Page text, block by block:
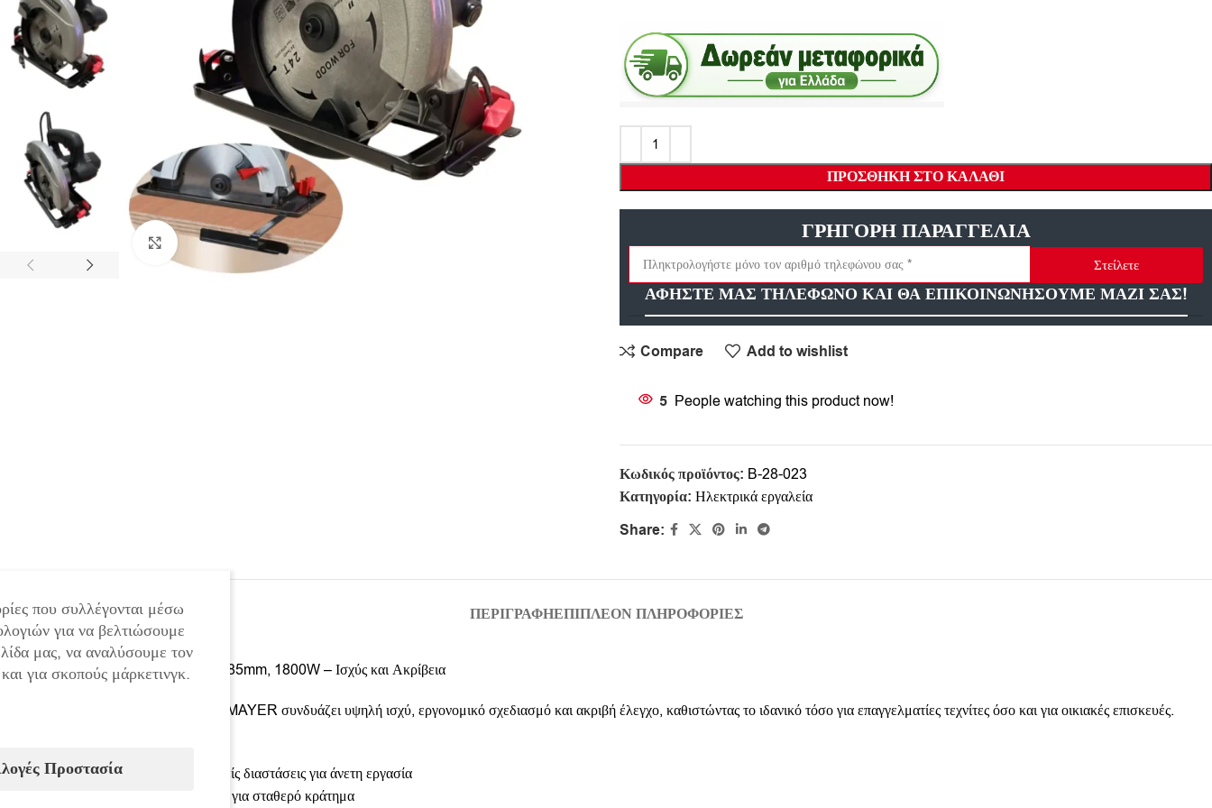
Click to enlarge
ΠΡΟΣΘΉΚΗ ΣΤΟ ΚΑΛΆΘΙ
ΓΡΗΓΟΡΗ ΠΑΡΑΓΓΕΛΙΑ
Στείλετε
ΑΦΗΣΤΕ ΜΑΣ ΤΗΛΕΦΩΝΟ ΚΑΙ ΘΑ ΕΠΙΚΟΙΝΩΝΗΣΟΥΜΕ ΜΑΖΙ ΣΑΣ!
Compare Add to wishlist
5 People watching this product now!
Κωδικός προϊόντος: B-28-023
Κατηγορία: Ηλεκτρικά εργαλεία
Share:
ΠΕΡΙΓΡΑΦΉΕΠΙΠΛΈΟΝ ΠΛΗΡΟΦΟΡΊΕΣ
Δισκοπρίονο χειρός STAHLMAYER 185mm, 1800W – Ισχύς και Ακρίβεια
Το χειροκίνητο κυκλικό πριόνι STAHLMAYER συνδυάζει υψηλή ισχύ, εργονομικό σχεδιασμό και ακριβή έλεγχο, καθιστώντας το ιδανικό τόσο για επαγγελματίες τεχνίτες όσο και για οικιακές επισκευές.
• Εργονομικός σχεδιασμός και συμπαγείς διαστάσεις για άνετη εργασία
• Αντιολισθητική επίστρωση στις λαβές για σταθερό κράτημα
που συλλέγονται μέσω
για να βελτιώσουμε
μας, να αναλύσουμε τον
για σκοπούς μάρκετινγκ.
Προστασία